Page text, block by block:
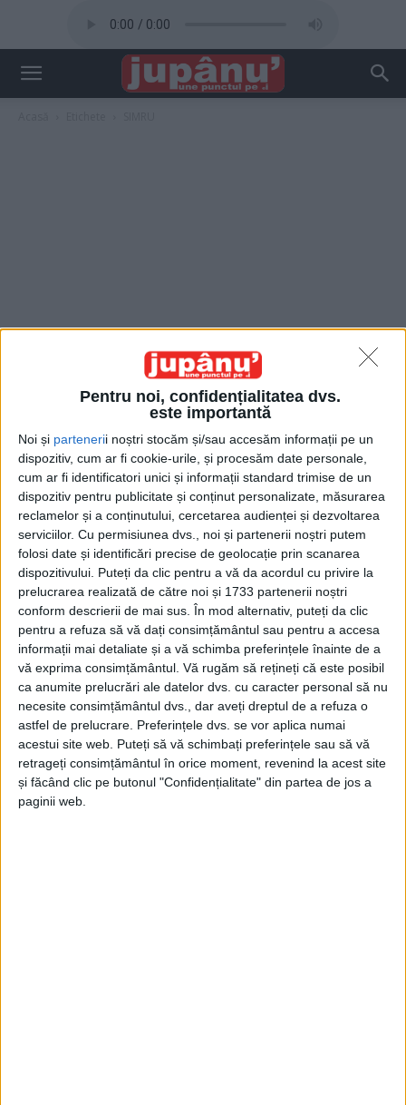
Pentru noi, confidențialitatea dvs.
este importantă
Noi și partenerii noștri stocăm și/sau accesăm informații pe un
dispozitiv, cum ar fi cookie-urile, și procesăm date personale,
cum ar fi identificatori unici și informații standard trimise de un
dispozitiv pentru publicitate și conținut personalizate, măsurarea
reclamelor și a conținutului, cercetarea audienței și dezvoltarea
serviciilor. Cu permisiunea dvs., noi și partenerii noștri putem
folosi date și identificări precise de geolocație prin scanarea
dispozitivului. Puteți da clic pentru a vă da acordul cu privire la
prelucrarea realizată de către noi și 1733 partenerii noștri
conform descrierii de mai sus. În mod alternativ, puteți da clic
pentru a refuza să vă dați consimțământul sau pentru a accesa
informații mai detaliate și a vă schimba preferințele înainte de a
vă exprima consimțământul. Vă rugăm să rețineți că este posibil
ca anumite prelucrări ale datelor dvs. cu caracter personal să nu
necesite consimțământul dvs., dar aveți dreptul de a refuza o
astfel de prelucrare. Preferințele dvs. se vor aplica numai
acestui site web. Puteți să vă schimbați preferințele sau să vă
retrageți consimțământul în orice moment, revenind la acest site
și făcând clic pe butonul "Confidențialitate" din partea de jos a
paginii web.
Etichetă: SIMRU
Vorba strămoșilor noștri